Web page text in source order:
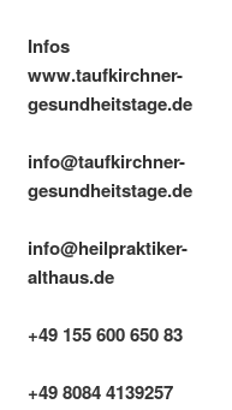
Infos
www.taufkirchner-
gesundheitstage.de
info@taufkirchner-
gesundheitstage.de
info@heilpraktiker-
althaus.de
+49 155 600 650 83
+49 8084 4139257